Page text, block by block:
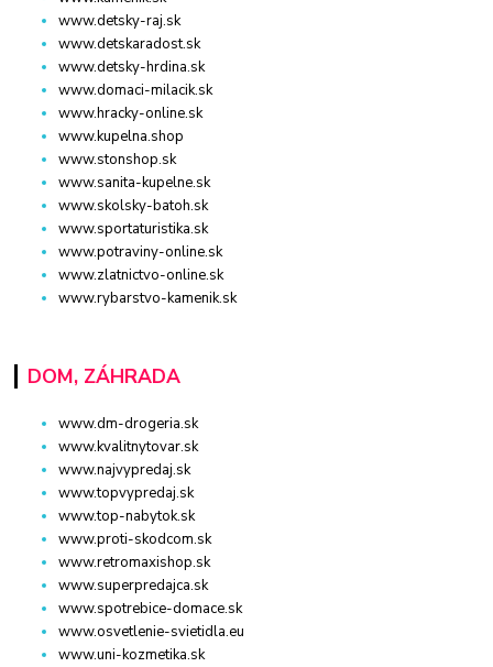
www.detsky-raj.sk
www.detskaradost.sk
www.detsky-hrdina.sk
www.domaci-milacik.sk
www.hracky-online.sk
www.kupelna.shop
www.stonshop.sk
www.sanita-kupelne.sk
www.skolsky-batoh.sk
www.sportaturistika.sk
www.potraviny-online.sk
www.zlatnictvo-online.sk
www.rybarstvo-kamenik.sk
DOM, ZÁHRADA
www.dm-drogeria.sk
www.kvalitnytovar.sk
www.najvypredaj.sk
www.topvypredaj.sk
www.top-nabytok.sk
www.proti-skodcom.sk
www.retromaxishop.sk
www.superpredajca.sk
www.spotrebice-domace.sk
www.osvetlenie-svietidla.eu
www.uni-kozmetika.sk